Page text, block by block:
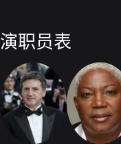
演职员表